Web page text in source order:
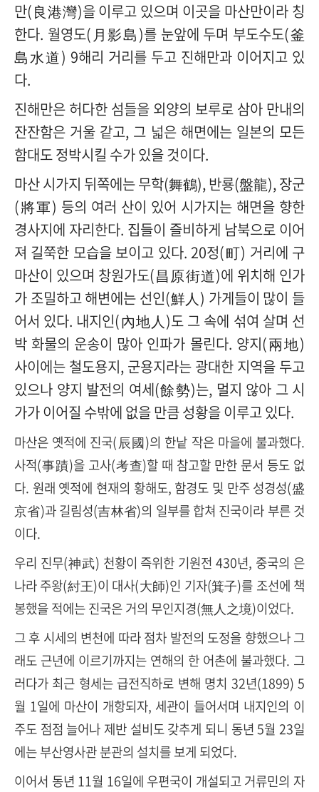
만(良港灣)을 이루고 있으며 이곳을 마산만이라 칭
한다. 월영도( 月影島)를 눈앞에 두며 부도수도(釜
島水道) 9해리 거리를 두고 진해만과 이어지고 있
다.
진해만은 허다한 섬들을 외양의 보루로 삼아 만내의
잔잔함은 거울 같고, 그 넓은 해면에는 일본의 모든
함대도 정박시킬 수가 있을 것이다.
마산 시가지 뒤쪽에는 무학(舞鶴),반룡(盤龍),장군
(將軍) 등의 여러 산이 있어 시가지는 해면을 향한
경사지에 자리한다. 집들이 즐비하게 남북으로 이어
져 길쭉한 모습을 보이고 있다. 20정(町) 거리에 구
마산이 있으며 창원가도(昌原街道)에 위치해 인가
가 조밀하고 해변에는 선인(鮮人) 가게들이 많이 들
어서 있다. 내지인(內地人)도 그 속에 섞여 살며 선
박 화물의 운송이 많아 인파가 몰린다. 양지(兩地)
사이에는 철도용지, 군용지라는 광대한 지역을 두고
있으나 양지 발전의 여세(餘勢)는, 멀지 않아 그 시
가가 이어질 수밖에 없을 만큼 성황을 이루고 있다.
마산은 옛적에 진국(辰國)의 한낱 작은 마을에 불과했다.
사적(事蹟)을 고사(考查)할 때 참고할 만한 문서 등도 없
다. 원래 옛적에 현재의 황해도, 함경도 및 만주 성경성(盛
京省)과 길림성(吉林省)의 일부를 합쳐 진국이라 부른 것
이다.
우리 진무(神武) 천황이 즉위한 기원전 430년, 중국의 은
나라 주왕(紂王)이 대사(大師)인 기자(箕子)를 조선에 책
봉했을 적에는 진국은 거의 무인지경(無人之境)이었다.
그 후 시세의 변천에 따라 점차 발전의 도정을 향했으나 그
래도 근년에 이르기까지는 연해의 한 어촌에 불과했다. 그
러다가 최근 형세는 급전직하로 변해 명치 32년(1899) 5
월 1일에 마산이 개항되자, 세관이 들어서며 내지인의 이
주도 점점 늘어나 제반 설비도 갖추게 되니 동년 5월 23일
에는 부산영사관 분관의 설치를 보게 되었다.
이어서 동년 11월 16일에 우편국이 개설되고 거류민의 자